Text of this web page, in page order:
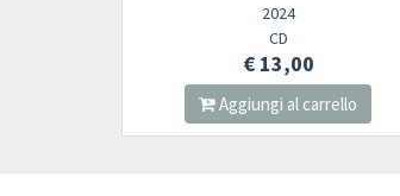
2024
CD
€ 13,00
Aggiungi al carrello